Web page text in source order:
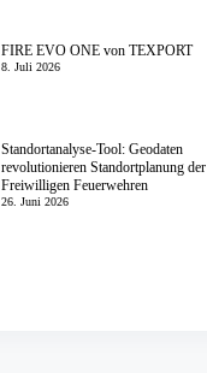
FIRE EVO ONE von TEXPORT
8. Juli 2026
Standortanalyse-Tool: Geodaten
revolutionieren Standortplanung der
Freiwilligen Feuerwehren
26. Juni 2026